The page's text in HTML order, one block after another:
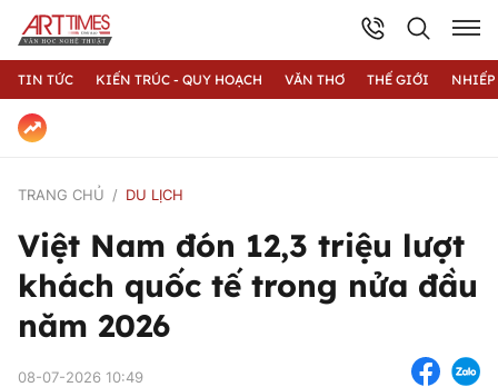
TIN TỨC KIẾN TRÚC - QUY HOẠCH VĂN THƠ THẾ GIỚI
TRANG CHỦ DU LỊCH
Việt Nam đón 12,3 triệu lượt
khách quốc tế trong nửa đầu
năm 2026
08-07-2026 10:49